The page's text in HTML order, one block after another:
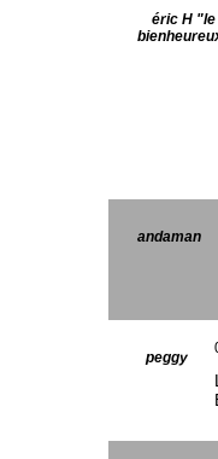
éric H "le
andaman
peggy